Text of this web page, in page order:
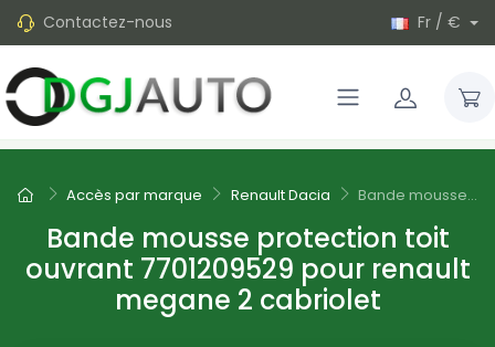
Contactez-nous Fr / €
Accès par marque Renault Dacia Bande mousse...
Bande mousse protection toit
ouvrant 7701209529 pour renault
megane 2 cabriolet